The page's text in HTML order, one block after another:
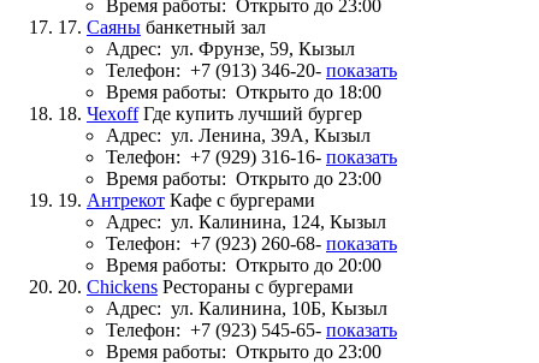
Время работы: Открыто до 23:00
17. Саяны банкетный зал
Адрес: ул. Фрунзе, 59, Кызыл
Телефон: +7 (913) 346-20- показать
Время работы: Открыто до 18:00
18. Чехoff Где купить лучший бургер
Адрес: ул. Ленина, 39А, Кызыл
Телефон: +7 (929) 316-16- показать
Время работы: Открыто до 23:00
19. Антрекот Кафе с бургерами
Адрес: ул. Калинина, 124, Кызыл
Телефон: +7 (923) 260-68- показать
Время работы: Открыто до 20:00
20. Chickens Рестораны с бургерами
Адрес: ул. Калинина, 10Б, Кызыл
Телефон: +7 (923) 545-65- показать
Время работы: Открыто до 23:00